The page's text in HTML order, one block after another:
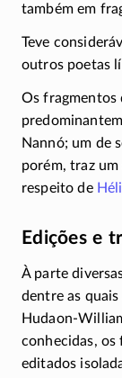
também em
Teve
outros poetas
Os fragmentos
Nannó; um de
porém, traz
respeito de
Edições e
À parte
dentre as quais
Hudaon-
conhecidas,
editados